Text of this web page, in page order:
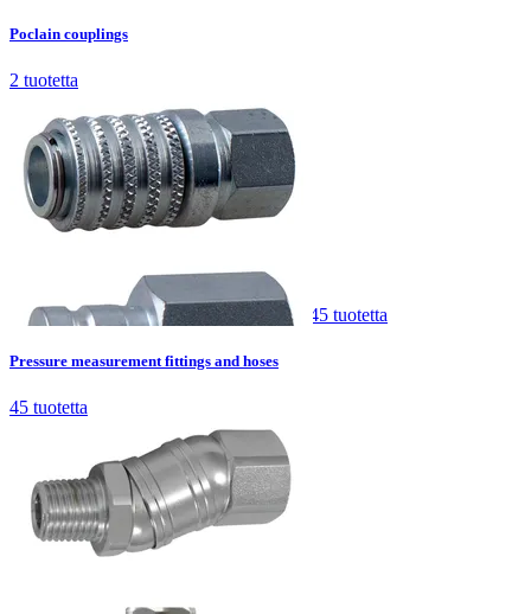
Poclain couplings
2 tuotetta
Pressure measurement fittings and hoses 45 tuotetta
Pressure measurement fittings and hoses
45 tuotetta